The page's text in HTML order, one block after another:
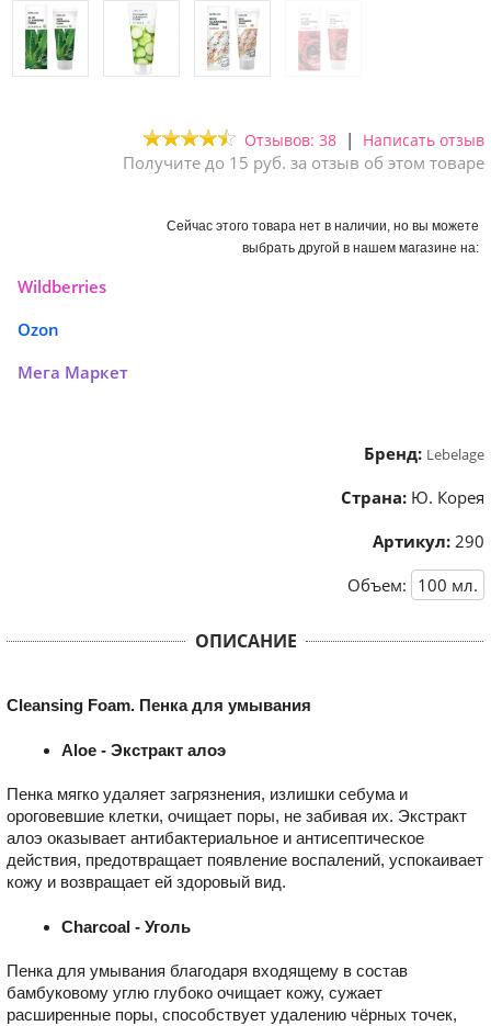
Отзывов: 38 | Написать отзыв
Получите до 15 руб. за отзыв об этом товаре
Сейчас этого товара нет в наличии, но вы можете
выбрать другой в нашем магазине на:
Wildberries
Ozon
Мега Маркет
Бренд: Lebelage
Страна: Ю. Корея
Артикул: 290
Объем: 100 мл.
ОПИСАНИЕ
Cleansing Foam. Пенка для умывания
Aloe - Экстракт алоэ
Пенка мягко удаляет загрязнения, излишки себума и
ороговевшие клетки, очищает поры, не забивая их. Экстракт
алоэ оказывает антибактериальное и антисептическое
действия, предотвращает появление воспалений, успокаивает
кожу и возвращает ей здоровый вид.
Charcoal - Уголь
Пенка для умывания благодаря входящему в состав
бамбуковому углю глубоко очищает кожу, сужает
расширенные поры, способствует удалению чёрных точек,